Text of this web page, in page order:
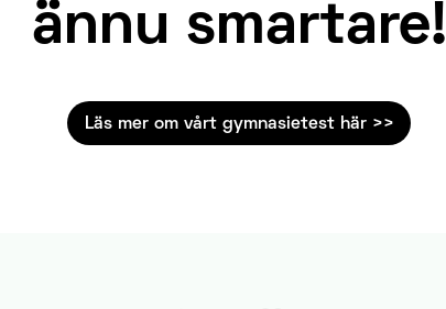
ännu smartare!
Läs mer om vårt gymnasietest här >>